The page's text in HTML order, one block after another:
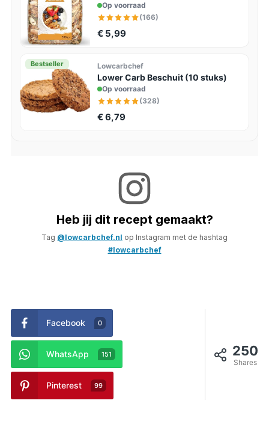
Op voorraad
(166)
€ 5,99
Bestseller Lowcarbchef
Lower Carb Beschuit (10 stuks)
Op voorraad
(328)
€ 6,79
Heb jij dit recept gemaakt?
Tag @lowcarbchef.nl op Instagram met de hashtag
#lowcarbchef
250
Shares
Facebook 0
WhatsApp 151
Pinterest 99